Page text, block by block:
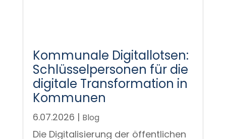
Schlüsselpersonen für die
digitale Transformation in
Kommunen
6.07.2026|Blog
Die Digitalisierung der öffentlichen
Verwaltung ist weit mehr als die